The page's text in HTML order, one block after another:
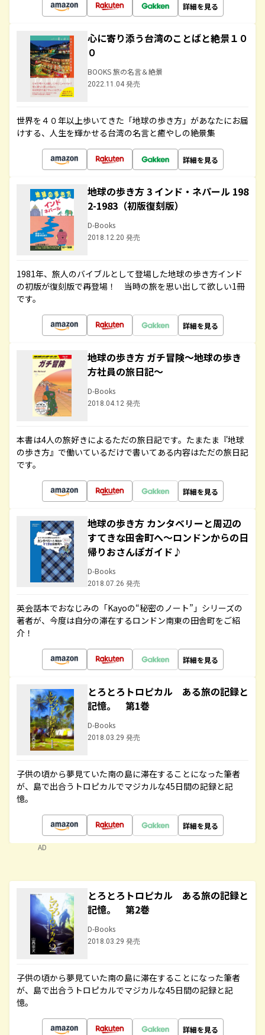
詳細を見る
心に寄り添う台湾のことばと絶景１０
０
BOOKS 旅の名言＆絶景
2022.11.04 発売
世界を４０年以上歩いてきた「地球の歩き方」があなたにお届
けする、人生を輝かせる台湾の名言と癒やしの絶景集
詳細を見る
地球の歩き方 3 インド・ネパール 198
2-1983（初版復刻版）
D-Books
2018.12.20 発売
1981年、旅人のバイブルとして登場した地球の歩き方インド
の初版が復刻版で再登場！ 当時の旅を思い出して欲しい1冊
です。
詳細を見る
地球の歩き方 ガチ冒険～地球の歩き
方社員の旅日記～
D-Books
2018.04.12 発売
本書は4人の旅好きによるただの旅日記です。たまたま『地球
の歩き方』で働いているだけで書いてある内容はただの旅日記
です。
詳細を見る
地球の歩き方 カンタベリーと周辺の
すてきな田舎町へ～ロンドンからの日
帰りおさんぽガイド♪
D-Books
2018.07.26 発売
英会話本でおなじみの「Kayoの“秘密のノート”」シリーズの
著者が、今度は自分の滞在するロンドン南東の田舎町をご紹
介！
詳細を見る
とろとろトロピカル ある旅の記録と
記憶。 第1巻
D-Books
2018.03.29 発売
子供の頃から夢見ていた南の島に滞在することになった筆者
が、島で出合うトロピカルでマジカルな45日間の記録と記
憶。
詳細を見る
AD
とろとろトロピカル ある旅の記録と
記憶。 第2巻
D-Books
2018.03.29 発売
子供の頃から夢見ていた南の島に滞在することになった筆者
が、島で出合うトロピカルでマジカルな45日間の記録と記
憶。
詳細を見る